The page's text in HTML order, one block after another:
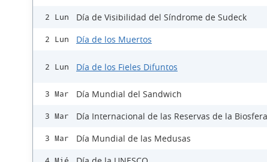
2 Lun Día de Visibilidad del Síndrome de Sudeck
2 Lun Día de los Muertos
2 Lun Día de los Fieles Difuntos
3 Mar Día Mundial del Sandwich
3 Mar Día Internacional de las Reservas de la Biosfera
3 Mar Día Mundial de las Medusas